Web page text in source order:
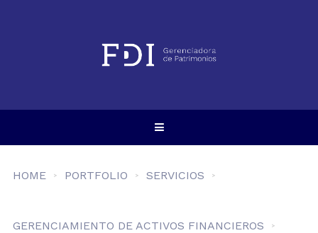
HOME PORTFOLIO SERVICIOS
GERENCIAMIENTO DE ACTIVOS FINANCIEROS